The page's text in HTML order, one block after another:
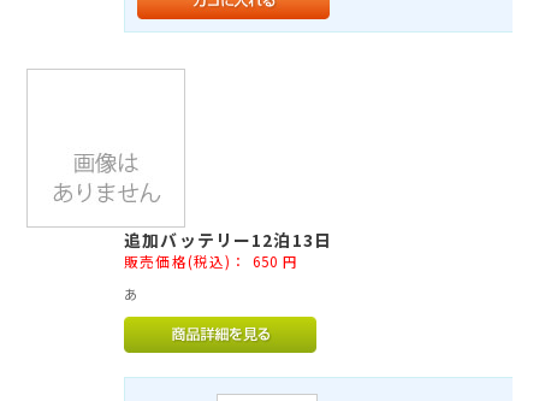
追加バッテリー12泊13日
販売価格(税込)： 650 円
あ